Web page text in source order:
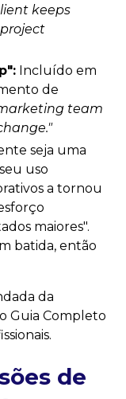
keeps
Incluído em
de
team
seja uma
uso
a tornou
maiores".
batida, então
da
Guia Completo
de